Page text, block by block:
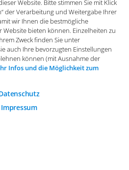
Datenschutz
Einkaufsbedingungen
Systems Kontakt
Website. Bitte stimmen Sie mit Klick
der Verarbeitung und Weitergabe Ihrer
wir Ihnen die bestmögliche
bieten können. Einzelheiten zu
Zweck finden Sie unter
auch Ihre bevorzugten Einstellungen
können (mit Ausnahme der
Infos und die Möglichkeit zum
Impressum
können (mit Ausnahme der
Infos und die Möglichkeit zum
Cookies
essenziell wichtig für die einwandfreie
werden verwendet, um das